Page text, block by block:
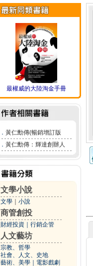
最權威的大陸淘金手冊
． 黃仁勳傳(暢銷增訂版
． 黃仁勳傳：輝達創辦人
文學小說
文學 小說
商管創投
財經投資 行銷企管
人文藝坊
宗教、哲學
社會、人文、史地
藝術、美學
電影戲劇